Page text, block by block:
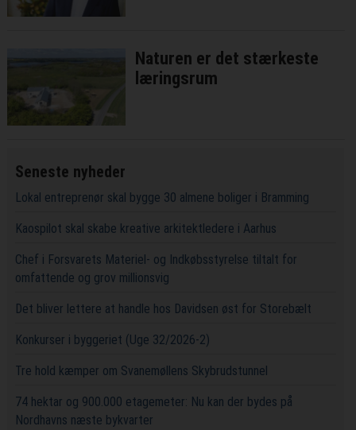
Naturen er det stærkeste
læringsrum
Seneste nyheder
Lokal entreprenør skal bygge 30 almene boliger i Bramming
Kaospilot skal skabe kreative arkitektledere i Aarhus
Chef i Forsvarets Materiel- og Indkøbsstyrelse tiltalt for
omfattende og grov millionsvig
Det bliver lettere at handle hos Davidsen øst for Storebælt
Konkurser i byggeriet (Uge 32/2026-2)
Tre hold kæmper om Svanemøllens Skybrudstunnel
74 hektar og 900.000 etagemeter: Nu kan der bydes på
Nordhavns næste bykvarter